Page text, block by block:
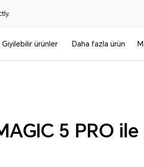
Giyilebilir ürünler Daha fazla ürün
5 PRO